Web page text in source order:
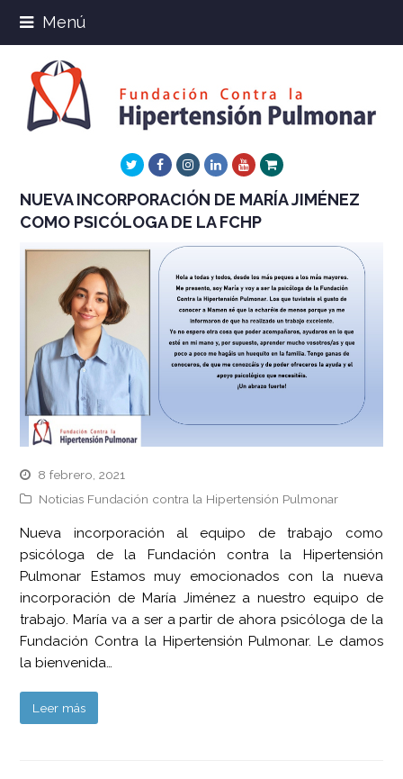
Menú
TwitterFacebookInstagram
LinkedInYoutube
Xing
NUEVA INCORPORACIÓN DE MARÍA JIMÉNEZ
COMO PSICÓLOGA DE LA FCHP
8 febrero, 2021
Noticias Fundación contra la Hipertensión Pulmonar
Nueva incorporación al equipo de trabajo como
psicóloga de la Fundación contra la Hipertensión
Pulmonar Estamos muy emocionados con la nueva
incorporación de María Jiménez a nuestro equipo de
trabajo. María va a ser a partir de ahora psicóloga de la
Fundación Contra la Hipertensión Pulmonar. Le damos
la bienvenida…
Leer más